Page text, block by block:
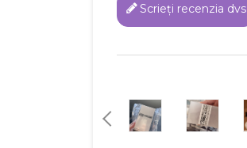
Scrieți recenzia dvs